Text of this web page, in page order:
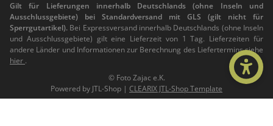
Gilt für Lieferungen innerhalb Deutschlands (ohne Inseln und
Ausschlussgebiete) bei Standardversand mit GLS (gilt nicht für
Sperrgutartikel). Bei Expressversand innerhalb Deutschlands (ohne Inseln
und Ausschlussgebiete) gilt eine Lieferzeit von 1 Tag. Lieferzeiten für
andere Länder und Informationen zur Berechnung des Liefertermins siehe
hier .
© Foto Zajac e.K.
Powered by JTL-Shop | CLEARIX JTL-Shop Template